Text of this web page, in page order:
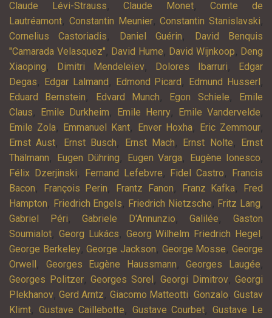
Claude Lévi-Strauss,Claude Monet,Comte de
Lautréamont, Constantin Meunier,Constantin Stanislavski,
Cornelius Castoriadis, Daniel Guérin,
David Benquis
"Camarada Velasquez", David Hume, David Wijnkoop, Deng
Xiaoping, Dimitri Mendeleïev, Dolores Ibarruri,
Edgar
Degas, Edgar Lalmand , Edmond Picard , Edmund Husserl ,
Eduard Bernstein, Edvard Munch, Egon Schiele,
Emile
Claus, Emile Durkheim, Emile Henry, Emile Vandervelde,
Emile Zola, Emmanuel Kant, Enver Hoxha, Eric Zemmour,
Ernst Aust, Ernst Busch, Ernst Mach, Ernst Nolte,
Ernst
Thälmann, Eugen Dühring, Eugen Varga, Eugène Ionesco,
Félix Dzerjinski, Fernand Lefebvre, Fidel Castro,
Francis
Bacon, François Perin, Frantz Fanon, Franz Kafka,
Fred
Hampton, Friedrich Engels, Friedrich Nietzsche, Fritz Lang,
Gabriel Péri,Gabriele D'Annunzio,Galilée,Gaston
Soumialot, Georg Lukács, Georg Wilhelm Friedrich Hegel ,
George Berkeley,George Jackson, George Mosse,George
Orwell , Georges Eugène Haussmann,Georges Laugée,
Georges Politzer, Georges Sorel , Georgi Dimitrov, Georgi
Plekhanov,Gerd Arntz, Giacomo Matteotti, Gonzalo,Gustav
Klimt, Gustave Caillebotte, Gustave Courbet,Gustave Le